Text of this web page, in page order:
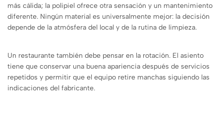
más cálida; la polipiel ofrece otra sensación y un mantenimiento
diferente. Ningún material es universalmente mejor: la decisión
depende de la atmósfera del local y de la rutina de limpieza.
Un restaurante también debe pensar en la rotación. El asiento
tiene que conservar una buena apariencia después de servicios
repetidos y permitir que el equipo retire manchas siguiendo las
indicaciones del fabricante.